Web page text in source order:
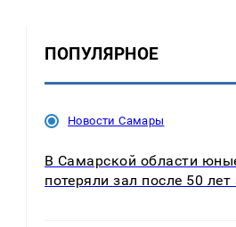
ПОПУЛЯРНОЕ
Новости Самары
В Самарской области
потеряли зал после 50 лет